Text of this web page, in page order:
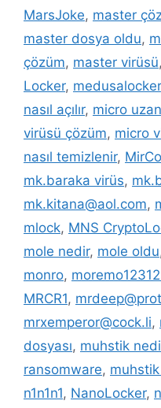
MarsJoke, master
master dosya oldu,
çözüm, master virüsü,
Locker, medusalocker
nasıl açılır, micro
virüsü çözüm, micro
nasıl temizlenir,
mk.baraka virüs,
mk.kitana@aol.com,
mlock, MNS
mole nedir, mole oldu
monro,
MRCR1,
mrxemperor@cock.li,
dosyası, muhstik
ransomware,
n1n1n1, NanoLocker,